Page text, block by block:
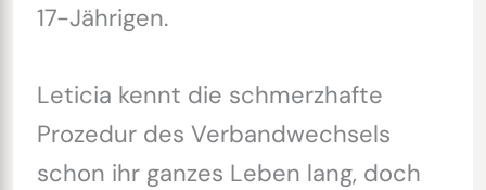
17-Jährigen.
Leticia kennt die schmerzhafte
Prozedur des Verbandwechsels
schon ihr ganzes Leben lang, doch